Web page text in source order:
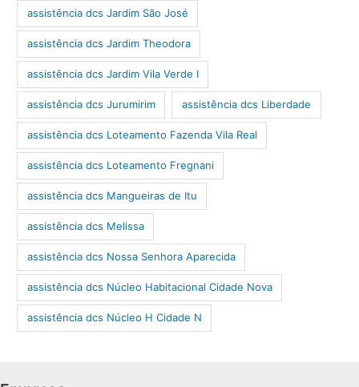
assistência dcs Jardim São José
assistência dcs Jardim Theodora
assistência dcs Jardim Vila Verde I
assistência dcs Jurumirim assistência dcs Liberdade
assistência dcs Loteamento Fazenda Vila Real
assistência dcs Loteamento Fregnani
assistência dcs Mangueiras de Itu
assistência dcs Melissa
assistência dcs Nossa Senhora Aparecida
assistência dcs Núcleo Habitacional Cidade Nova
assistência dcs Núcleo H Cidade N